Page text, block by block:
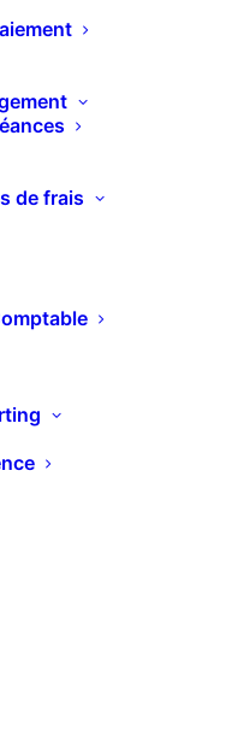
de frais
nos logiciels
Pipedrive,
Nous
modules sur-
et des